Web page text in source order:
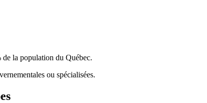
de la population du Québec.
ou spécialisées.